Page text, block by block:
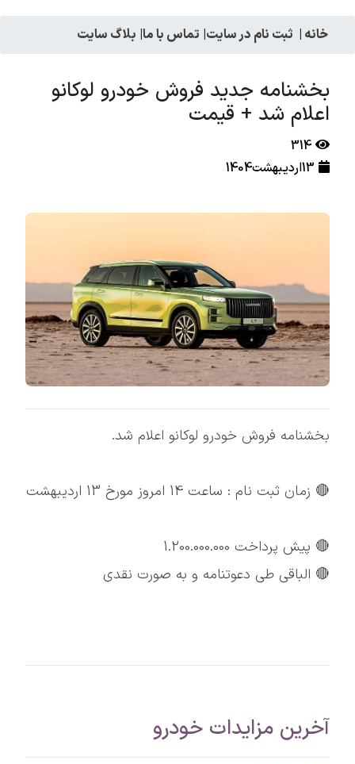
خانه | ثبت نام در سایت| تماس با ما| بلاگ سایت
بخشنامه جدید فروش خودرو لوکانو
اعلام شد + قیمت
314
13اردیبهشت1404
بخشنامه فروش خودرو لوکانو اعلام شد.
🔴 زمان ثبت نام : ساعت 14 امروز مورخ 13 اردیبهشت
🔴 پیش پرداخت 1.200.000.000
🔴 الباقی طی دعوتنامه و به صورت نقدی
آخرین مزایدات خودرو